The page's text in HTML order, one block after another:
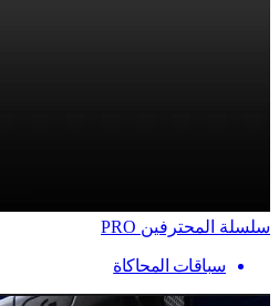
سلسلة المحترفين PRO
سباقات المحاكاة